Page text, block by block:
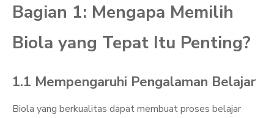
Bagian 1: Mengapa Memilih
Biola yang Tepat Itu Penting?
1.1 Mempengaruhi Pengalaman Belajar
Biola yang berkualitas dapat membuat proses belajar